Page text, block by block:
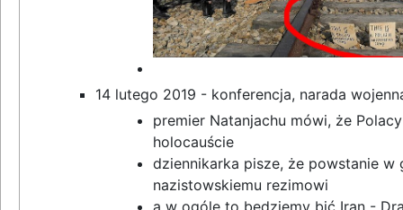
14 lutego 2019 - konferencja, narada
premier Natanjachu mówi, że
holocauście
dziennikarka pisze, że powstanie
nazistowskiemu rezimowi
a w ogóle to będziemy bić Iran -